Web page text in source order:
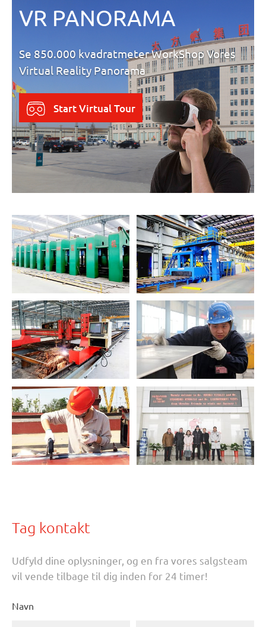
VR PANORAMA
Se 850.000 kvadratmeter WorkShop Vores
Virtual Reality Panorama
Start Virtual Tour
Tag kontakt
Udfyld dine oplysninger, og en fra vores salgsteam
vil vende tilbage til dig inden for 24 timer!
Navn